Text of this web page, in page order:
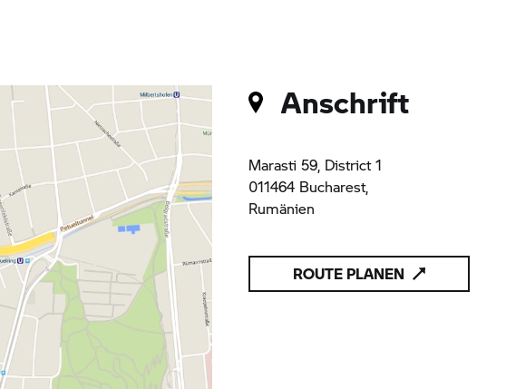
Anschrift
Marasti 59, District 1
011464 Bucharest,
Rumänien
ROUTE PLANEN